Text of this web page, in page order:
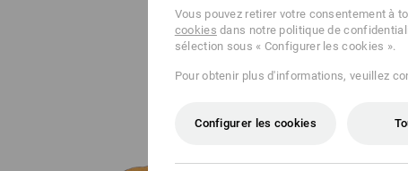
Vous pouvez retirer votre consentement à
cookies dans notre politique de
sélection sous « Configurer les cookies ».
Pour obtenir plus d'informations, veuillez
Configurer les cookies